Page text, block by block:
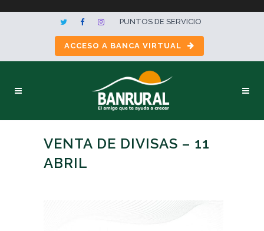
PUNTOS DE SERVICIO
ACCESO A BANCA VIRTUAL
VENTA DE DIVISAS – 11
ABRIL